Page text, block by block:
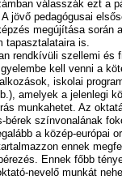
válasszák ezt a
jövő pedagógusai
megújítása során
tapasztalataira is.
rendkívüli szellemi és
kell venni a
iskolai
amelyek a jelenlegi
munkahetet. Az
színvonalának
a közép-európai
ennek
Ennek főbb
nevelő munkát